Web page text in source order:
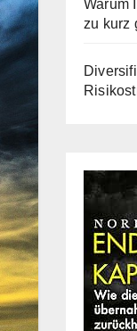
Warum
zu kurz